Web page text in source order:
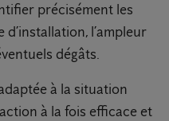
précisément les
l’ampleur
dégâts.
à la situation
à la fois efficace et